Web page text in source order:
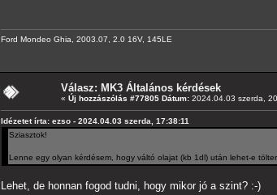
Ford Mondeo Ghia, 2003.07, 2.0 16V, 145LE
Válasz: MK3 Általános kérdések
« Új hozzászólás #77805 Dátum: 2024.04.03 szerda,
Idézetet írta: ezso - 2024.04.03 szerda, 17:38:11
Sziasztok!
Lenne egy olyan kérdésem, hogy váltó olajat (kb 1dl) után lehet-e
Lehet, de honnan fogod tudni, hogy mikor jó a szint? :-)